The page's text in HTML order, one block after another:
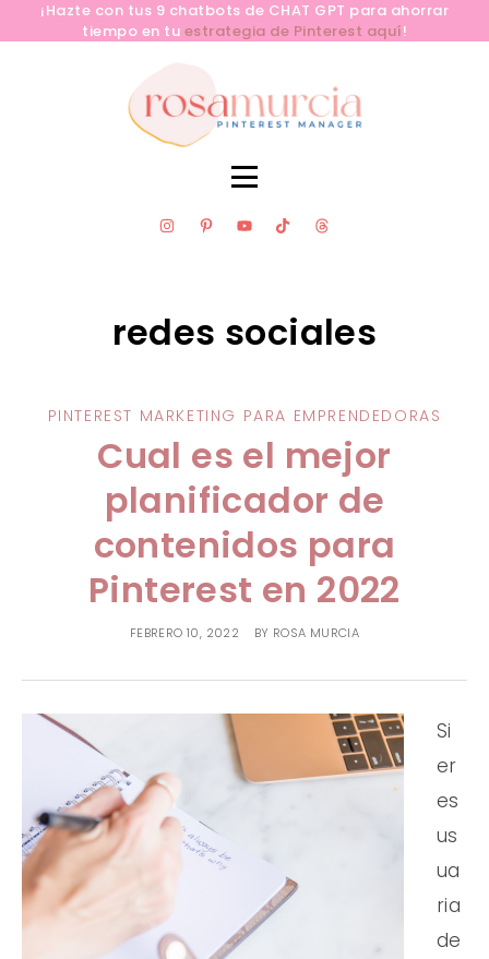
¡Hazte con tus 9 chatbots de CHAT GPT para ahorrar
tiempo en tu estrategia de Pinterest aquí!
SERVICIOS
APRENDE PINTEREST YA
CONTACTA
SOBRE MÍ
PREGUNTAS FRECUENTES
TESTIMONIALES
redes sociales
PINTEREST MARKETING PARA EMPRENDEDORAS
Cual es el mejor
planificador de
contenidos para
Pinterest en 2022
FEBRERO 10, 2022 BY ROSA MURCIA
Si
er
es
us
ua
ria
de